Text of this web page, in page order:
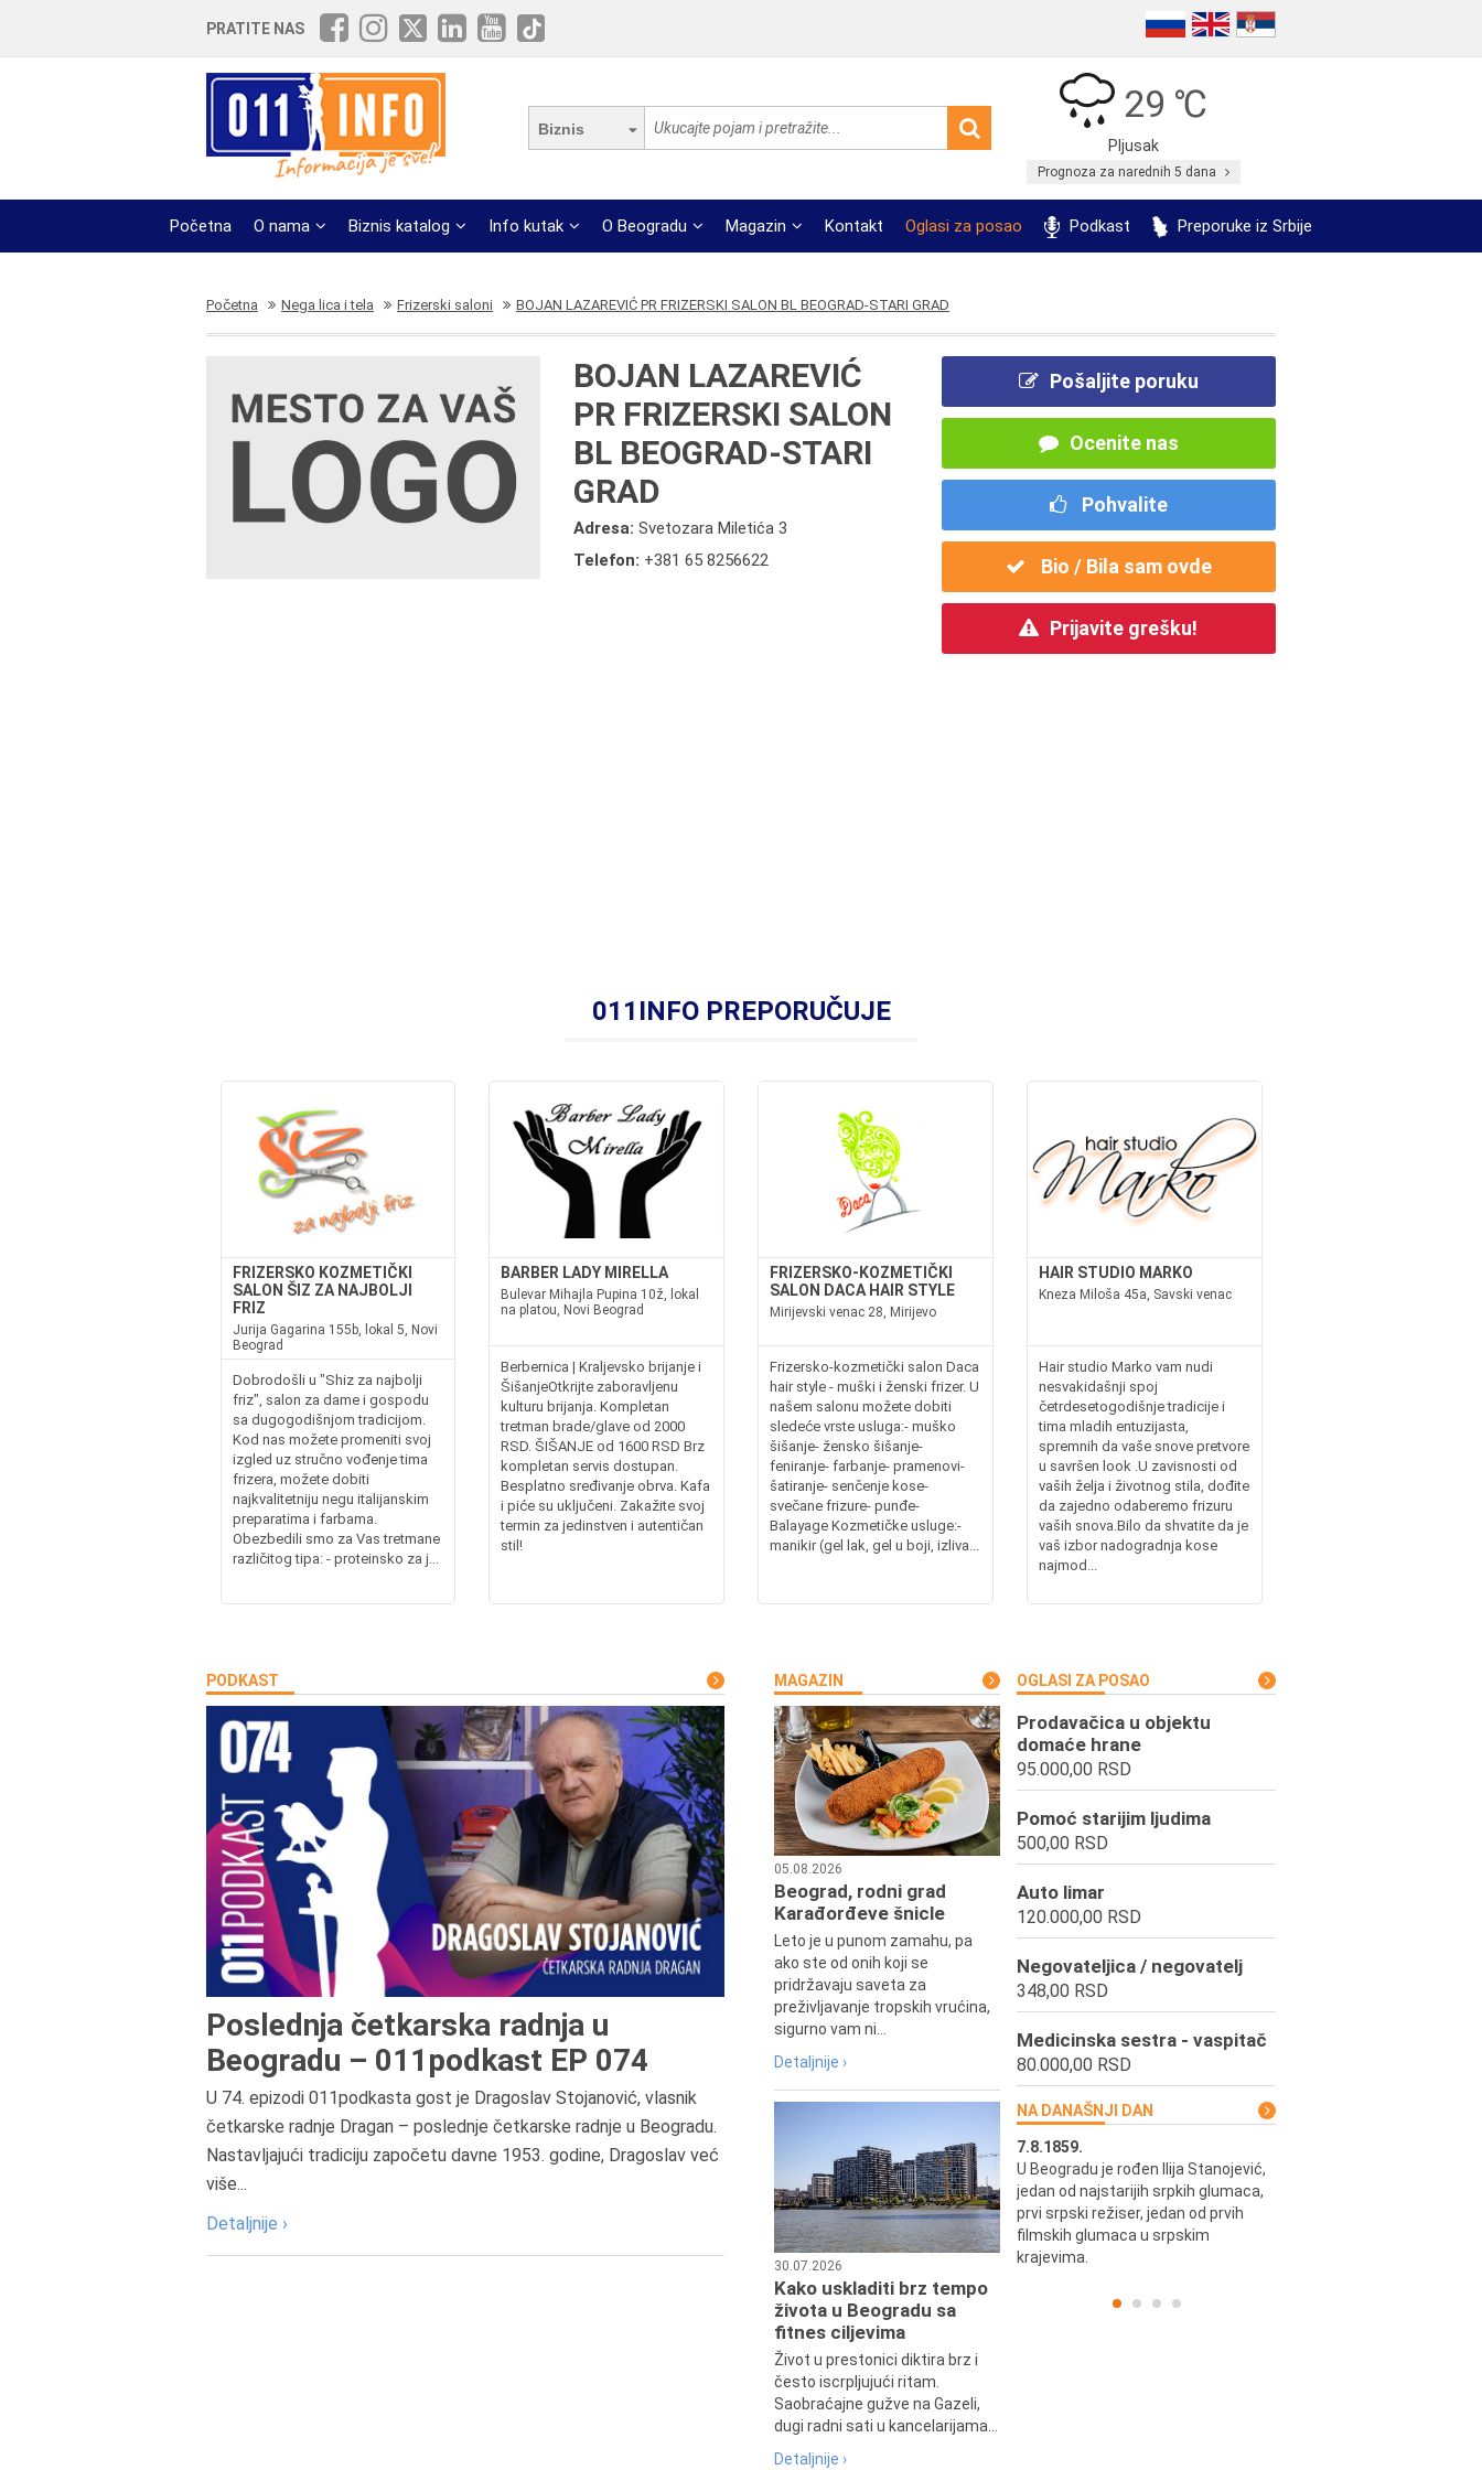
PRATITE NAS
Biznis
29 ℃
Pljusak
Prognoza za narednih 5 dana
Početna O nama Biznis katalog Info kutak O Beogradu Magazin Kontakt Oglasi za posao Podkast Preporuke iz Srbije
Početna Nega lica i tela Frizerski saloni BOJAN LAZAREVIĆ PR FRIZERSKI SALON BL BEOGRAD-STARI GRAD
BOJAN LAZAREVIĆ
PR FRIZERSKI SALON
BL BEOGRAD-STARI
GRAD
Adresa:Svetozara Miletića 3
Telefon: +381 65 8256622
Pošaljite poruku
Ocenite nas
Pohvalite
Bio / Bila sam ovde
Prijavite grešku!
011INFO PREPORUČUJE
FRIZERSKO KOZMETIČKI
SALON ŠIZ ZA NAJBOLJI
FRIZ
Jurija Gagarina 155b, lokal 5, Novi
Beograd
Dobrodošli u "Shiz za najbolji
friz", salon za dame i gospodu
sa dugogodišnjom tradicijom.
Kod nas možete promeniti svoj
izgled uz stručno vođenje tima
frizera, možete dobiti
najkvalitetniju negu italijanskim
preparatima i farbama.
Obezbedili smo za Vas tretmane
različitog tipa: - proteinsko za j...
BARBER LADY MIRELLA
Bulevar Mihajla Pupina 10ž, lokal
na platou, Novi Beograd
Berbernica | Kraljevsko brijanje i
ŠišanjeOtkrijte zaboravljenu
kulturu brijanja. Kompletan
tretman brade/glave od 2000
RSD. ŠIŠANJE od 1600 RSD Brz
kompletan servis dostupan.
Besplatno sređivanje obrva. Kafa
i piće su uključeni. Zakažite svoj
termin za jedinstven i autentičan
stil!
FRIZERSKO-KOZMETIČKI
SALON DACA HAIR STYLE
Mirijevski venac 28, Mirijevo
Frizersko-kozmetički salon Daca
hair style - muški i ženski frizer. U
našem salonu možete dobiti
sledeće vrste usluga:- muško
šišanje- žensko šišanje-
feniranje- farbanje- pramenovi-
šatiranje- senčenje kose-
svečane frizure- punđe-
Balayage Kozmetičke usluge:-
manikir (gel lak, gel u boji, izliva...
HAIR STUDIO MARKO
Kneza Miloša 45a, Savski venac
Hair studio Marko vam nudi
nesvakidašnji spoj
četrdesetogodišnje tradicije i
tima mladih entuzijasta,
spremnih da vaše snove pretvore
u savršen look .U zavisnosti od
vaših želja i životnog stila, dođite
da zajedno odaberemo frizuru
vaših snova.Bilo da shvatite da je
vaš izbor nadogradnja kose
najmod...
PODKAST
Poslednja četkarska radnja u
Beogradu – 011podkast EP 074
U 74. epizodi 011podkasta gost je Dragoslav Stojanović, vlasnik
četkarske radnje Dragan – poslednje četkarske radnje u Beogradu.
Nastavljajući tradiciju započetu davne 1953. godine, Dragoslav već
više...
Detaljnije ›
MAGAZIN
05.08.2026
Beograd, rodni grad
Karađorđeve šnicle
Leto je u punom zamahu, pa
ako ste od onih koji se
pridržavaju saveta za
preživljavanje tropskih vrućina,
sigurno vam ni...
Detaljnije ›
30.07.2026
Kako uskladiti brz tempo
života u Beogradu sa
fitnes ciljevima
Život u prestonici diktira brz i
često iscrpljujući ritam.
Saobraćajne gužve na Gazeli,
dugi radni sati u kancelarijama...
Detaljnije ›
OGLASI ZA POSAO
Prodavačica u objektu
domaće hrane
95.000,00 RSD
Pomoć starijim ljudima
500,00 RSD
Auto limar
120.000,00 RSD
Negovateljica / negovatelj
348,00 RSD
Medicinska sestra - vaspitač
80.000,00 RSD
NA DANAŠNJI DAN
Preminula je Đurđija Cvetić,
pozorišna, filmska i TV glumica.
7.8.1859.
U Beogradu je rođen Ilija Stanojević,
jedan od najstarijih srpkih glumaca,
prvi srpski režiser, jedan od prvih
filmskih glumaca u srpskim
krajevima.